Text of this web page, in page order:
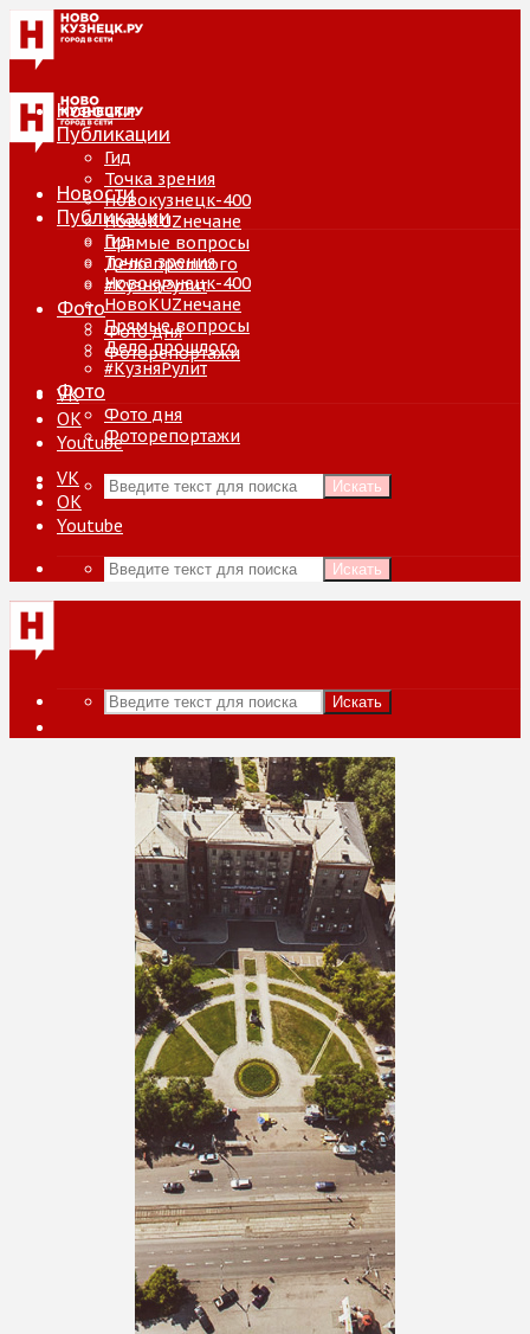
Новости
Публикации
Гид
Точка зрения
Новокузнецк-400
НовоKUZнечане
Прямые вопросы
Дело прошлого
#КузняРулит
Фото
Фото дня
Фоторепортажи
VK
ОК
Youtube
Искать
Новости
Публикации
Гид
Точка зрения
Новокузнецк-400
НовоKUZнечане
Прямые вопросы
Дело прошлого
#КузняРулит
Фото
Фото дня
Фоторепортажи
VK
ОК
Youtube
Искать
Искать